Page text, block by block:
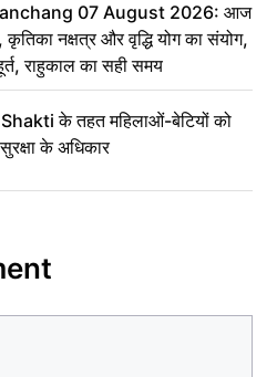
07 August 2026: आज
कृतिका नक्षत्र और वृद्धि योग का संयोग,
राहुकाल का सही समय
के तहत महिलाओं-बेटियों को
के अधिकार